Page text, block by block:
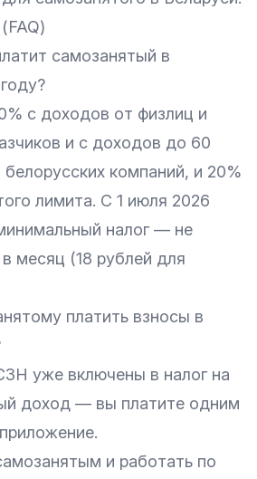
самозанятый в
с доходов от физлиц и
и с доходов до 60
компаний, и 20%
лимита. С 1 июля 2026
налог — не
месяц (18 рублей для
платить взносы в
уже включены в налог на
доход — вы платите одним
и работать по